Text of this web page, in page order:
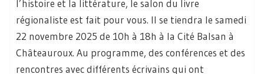
l’histoire et la littérature, le salon du livre
régionaliste est fait pour vous. Il se tiendra le samedi
22 novembre 2025 de 10h à 18h à la Cité Balsan à
Châteauroux. Au programme, des conférences et des
rencontres avec différents écrivains qui ont